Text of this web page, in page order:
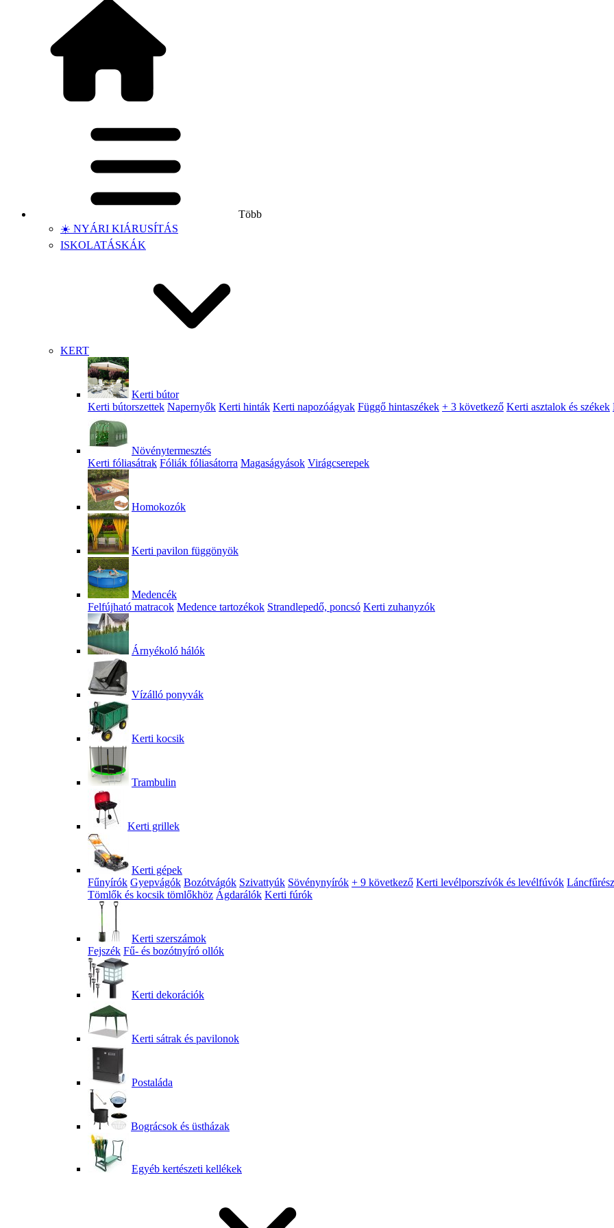
Több
☀️ NYÁRI KIÁRUSÍTÁS
ISKOLATÁSKÁK
KERT
Kerti bútor
Kerti bútorszettek Napernyők Kerti hinták Kerti napozóágyak Függő hintaszékek + 3 következő Kerti asztalok és székek
Növénytermesztés
Kerti fóliasátrak Fóliák fóliasátorra Magaságyások Virágcserepek
Homokozók
Kerti pavilon függönyök
Medencék
Felfújható matracok Medence tartozékok Strandlepedő, poncsó Kerti zuhanyzók
Árnyékoló hálók
Vízálló ponyvák
Kerti kocsik
Trambulin
Kerti grillek
Kerti gépek
Fűnyírók Gyepvágók Bozótvágók Szivattyúk Sövénynyírók + 9 következő Kerti levélporszívók és levélfúvók
Tömlők és kocsik tömlőkhöz Ágdarálók Kerti fúrók
Kerti szerszámok
Fejszék Fű- és bozótnyíró ollók
Kerti dekorációk
Kerti sátrak és pavilonok
Postaláda
Bográcsok és üstházak
Egyéb kertészeti kellékek